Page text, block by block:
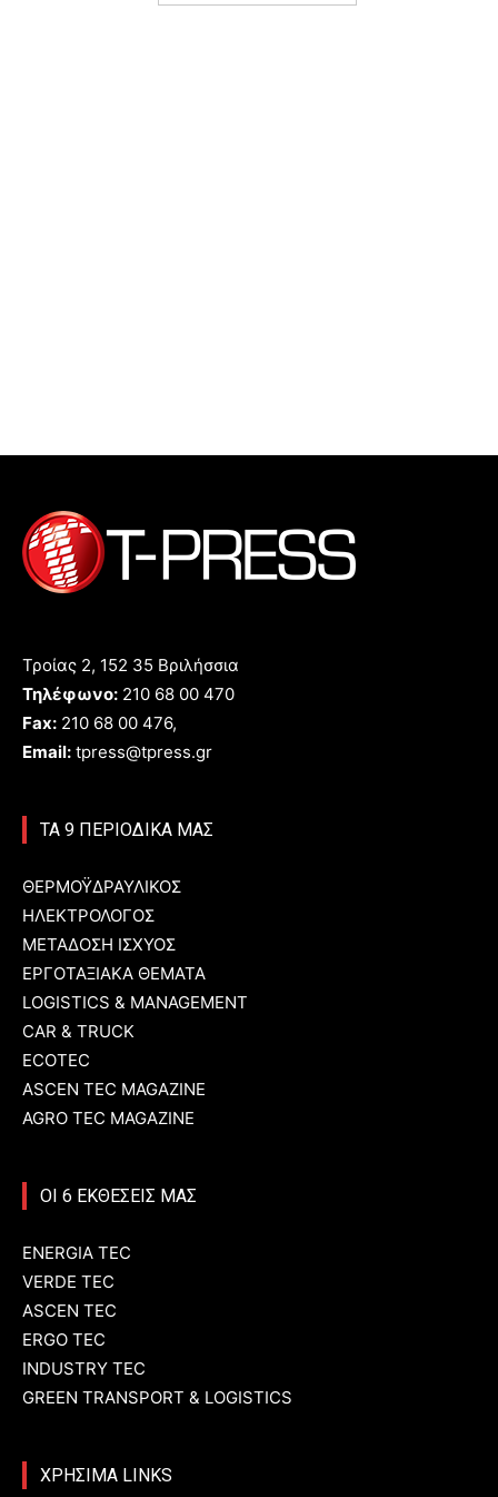
Τροίας 2, 152 35 Βριλήσσια
Τηλέφωνο: 210 68 00 470
Fax: 210 68 00 476,
Email: tpress@tpress.gr
ΤΑ 9 ΠΕΡΙΟΔΙΚΑ ΜΑΣ
ΘΕΡΜΟΫΔΡΑΥΛΙΚΟΣ
ΗΛΕΚΤΡΟΛΟΓΟΣ
ΜΕΤΑΔΟΣΗ ΙΣΧΥΟΣ
ΕΡΓΟΤΑΞΙΑΚΑ ΘΕΜΑΤΑ
LOGISTICS & MANAGEMENT
CAR & TRUCK
ECOTEC
ASCEN TEC MAGAZINE
AGRO TEC MAGAZINE
ΟΙ 6 ΕΚΘΕΣΕΙΣ ΜΑΣ
ENERGIA TEC
VERDE TEC
ASCEN TEC
ERGO TEC
INDUSTRY TEC
GREEN TRANSPORT & LOGISTICS
ΧΡΗΣΙΜΑ LINKS